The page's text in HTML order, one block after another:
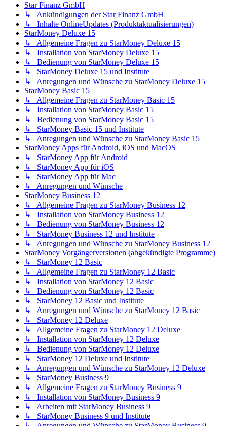
Star Finanz GmbH
↳ Ankündigungen der Star Finanz GmbH
↳ Inhalte OnlineUpdates (Produktaktualisierungen)
StarMoney Deluxe 15
↳ Allgemeine Fragen zu StarMoney Deluxe 15
↳ Installation von StarMoney Deluxe 15
↳ Bedienung von StarMoney Deluxe 15
↳ StarMoney Deluxe 15 und Institute
↳ Anregungen und Wünsche zu StarMoney Deluxe 15
StarMoney Basic 15
↳ Allgemeine Fragen zu StarMoney Basic 15
↳ Installation von StarMoney Basic 15
↳ Bedienung von StarMoney Basic 15
↳ StarMoney Basic 15 und Institute
↳ Anregungen und Wünsche zu StarMoney Basic 15
StarMoney Apps für Android, iOS und MacOS
↳ StarMoney App für Android
↳ StarMoney App für iOS
↳ StarMoney App für Mac
↳ Anregungen und Wünsche
StarMoney Business 12
↳ Allgemeine Fragen zu StarMoney Business 12
↳ Installation von StarMoney Business 12
↳ Bedienung von StarMoney Business 12
↳ StarMoney Business 12 und Institute
↳ Anregungen und Wünsche zu StarMoney Business 12
StarMoney Vorgängerversionen (abgekündigte Programme)
↳ StarMoney 12 Basic
↳ Allgemeine Fragen zu StarMoney 12 Basic
↳ Installation von StarMoney 12 Basic
↳ Bedienung von StarMoney 12 Basic
↳ StarMoney 12 Basic und Institute
↳ Anregungen und Wünsche zu StarMoney 12 Basic
↳ StarMoney 12 Deluxe
↳ Allgemeine Fragen zu StarMoney 12 Deluxe
↳ Installation von StarMoney 12 Deluxe
↳ Bedienung von StarMoney 12 Deluxe
↳ StarMoney 12 Deluxe und Institute
↳ Anregungen und Wünsche zu StarMoney 12 Deluxe
↳ StarMoney Business 9
↳ Allgemeine Fragen zu StarMoney Business 9
↳ Installation von StarMoney Business 9
↳ Arbeiten mit StarMoney Business 9
↳ StarMoney Business 9 und Institute